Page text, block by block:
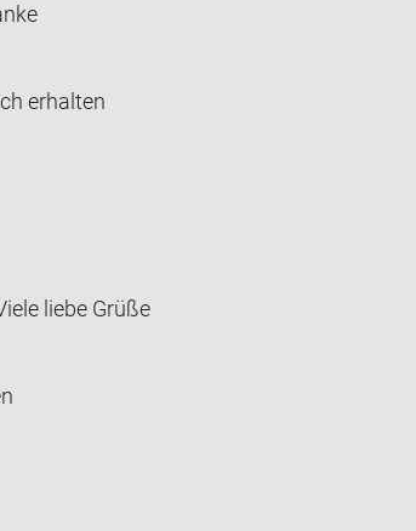
er­hal­ten
liebe Grüße